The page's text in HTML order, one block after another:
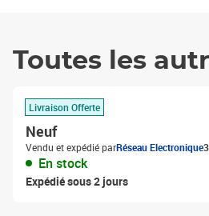
Toutes les
Livraison Offerte
Neuf
Vendu et expédié parRéseau Electronique
En stock
Expédié sous 2 jours